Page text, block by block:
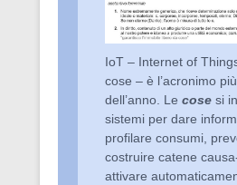
IoT – Internet of
cose – è l’acronimo
dell’anno. Le cose si
sistemi per dare
profilare consumi,
costruire catene
attivare